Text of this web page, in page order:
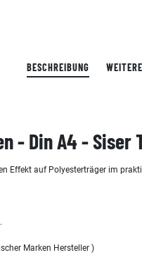
BESCHREIBUNG
- Din A4 -
Effekt auf Polyesterträger im
Marken Hersteller )